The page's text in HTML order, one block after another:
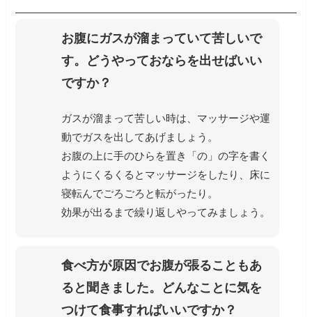
お腹にガスが溜まっていて苦しいで
す。どうやっておならを出せばいい
ですか？
ガスが溜まって苦しい時は、マッサージや運
動でガスを出してあげましょう。
お腹の上に手のひらを置き「の」の字を書く
ようにくるくるとマッサージをしたり、床に
寝転んでごろごろと転がったり。
効果が出るまで繰り返しやってみましょう。
食べ方が原因でお腹が張ることもあ
ると聞きました。どんなことに気を
つけて食事すればいいですか？